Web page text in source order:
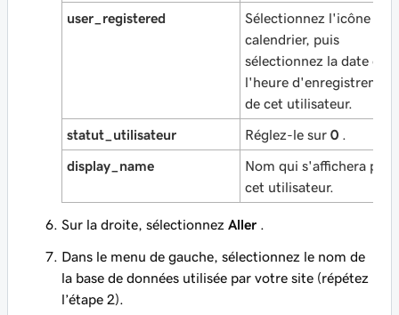
user_registered
Sélectionnez l'icône de
calendrier, puis
sélectionnez la date et
l'heure
de cet utilisateur.
statut_utilisateur Réglez-le sur 0
display_name
Nom qui s'affichera pour
cet utilisateur.
Sur la droite, sélectionnez Aller
Dans le menu de gauche, sélectionnez le nom de
la base de données utilisée par votre site (répétez
l’étape 2).